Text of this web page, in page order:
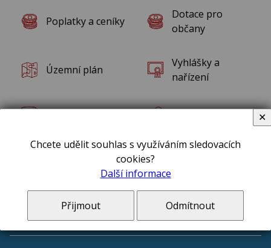
Poplatky a ceníky
Dotace pro
občany
Územní plán
Vyhlášky a
nařízení
Úřední hodiny
Chcete udělit souhlas s využíváním sledovacích
cookies?
Další informace
Přijmout Odmítnout
✕